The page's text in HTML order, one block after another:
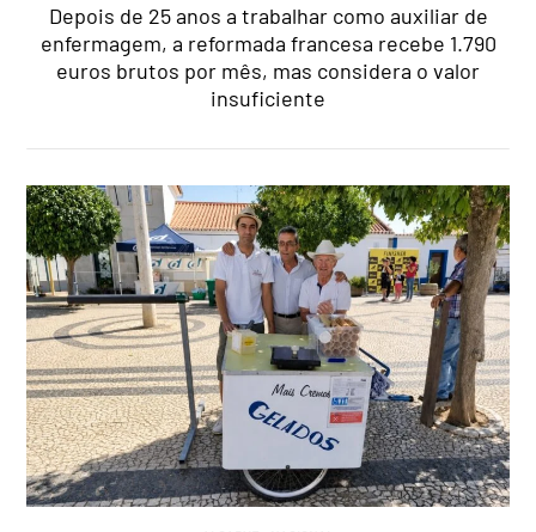
Depois de 25 anos a trabalhar como auxiliar de
enfermagem, a reformada francesa recebe 1.790
euros brutos por mês, mas considera o valor
insuficiente